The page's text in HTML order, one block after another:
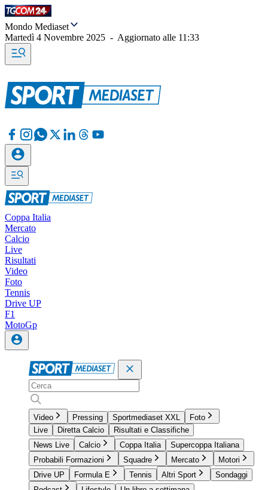
Mondo Mediaset
Martedì 4 Novembre 2025 - Aggiornato alle 11:33
Coppa Italia
Mercato
Calcio
Live
Risultati
Video
Foto
Tennis
Drive UP
F1
MotoGp
Video Pressing Sportmediaset XXL
Foto
Live
Diretta Calcio
Risultati e Classifiche
News Live
Calcio Coppa Italia
Supercoppa Italiana
Probabili Formazioni
Squadre Mercato
Motori
Drive UP
Formula E Tennis Altri Sport
Sondaggi